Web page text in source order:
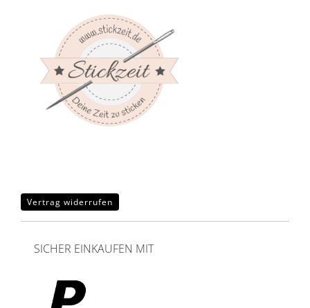
Vertrag widerrufen
SICHER EINKAUFEN MIT